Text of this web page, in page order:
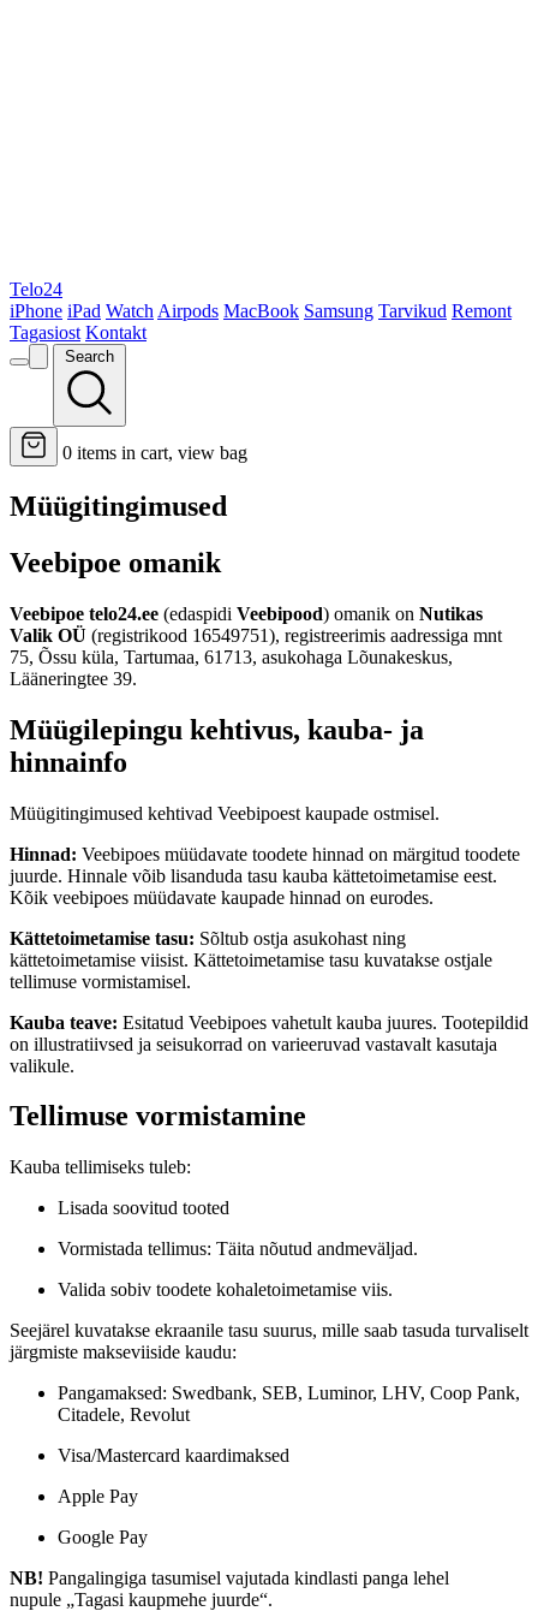
Telo24
iPhone iPad Watch Airpods MacBook Samsung Tarvikud Remont
Tagasiost Kontakt
Search
0 items in cart, view bag
Müügitingimused
Veebipoe omanik
Veebipoe telo24.ee (edaspidi Veebipood) omanik on Nutikas
Valik OÜ (registrikood 16549751), registreerimis aadressiga mnt
75, Õssu küla, Tartumaa, 61713, asukohaga Lõunakeskus,
Lääneringtee 39.
Müügilepingu kehtivus, kauba- ja
hinnainfo
Müügitingimused kehtivad Veebipoest kaupade ostmisel.
Hinnad: Veebipoes müüdavate toodete hinnad on märgitud toodete
juurde. Hinnale võib lisanduda tasu kauba kättetoimetamise eest.
Kõik veebipoes müüdavate kaupade hinnad on eurodes.
Kättetoimetamise tasu: Sõltub ostja asukohast ning
kättetoimetamise viisist. Kättetoimetamise tasu kuvatakse ostjale
tellimuse vormistamisel.
Kauba teave: Esitatud Veebipoes vahetult kauba juures. Tootepildid
on illustratiivsed ja seisukorrad on varieeruvad vastavalt kasutaja
valikule.
Tellimuse vormistamine
Kauba tellimiseks tuleb:
Lisada soovitud tooted
Vormistada tellimus: Täita nõutud andmeväljad.
Valida sobiv toodete kohaletoimetamise viis.
Seejärel kuvatakse ekraanile tasu suurus, mille saab tasuda turvaliselt
järgmiste makseviiside kaudu:
Pangamaksed: Swedbank, SEB, Luminor, LHV, Coop Pank,
Citadele, Revolut
Visa/Mastercard kaardimaksed
Apple Pay
Google Pay
NB! Pangalingiga tasumisel vajutada kindlasti panga lehel
nupule „Tagasi kaupmehe juurde“.